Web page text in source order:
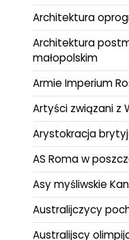
Architektura
Architektura
małopolskim
Armie Imperium
Artyści związani z
Arystokracja
AS Roma w
Asy myśliwskie
Australijczycy
Australijscy